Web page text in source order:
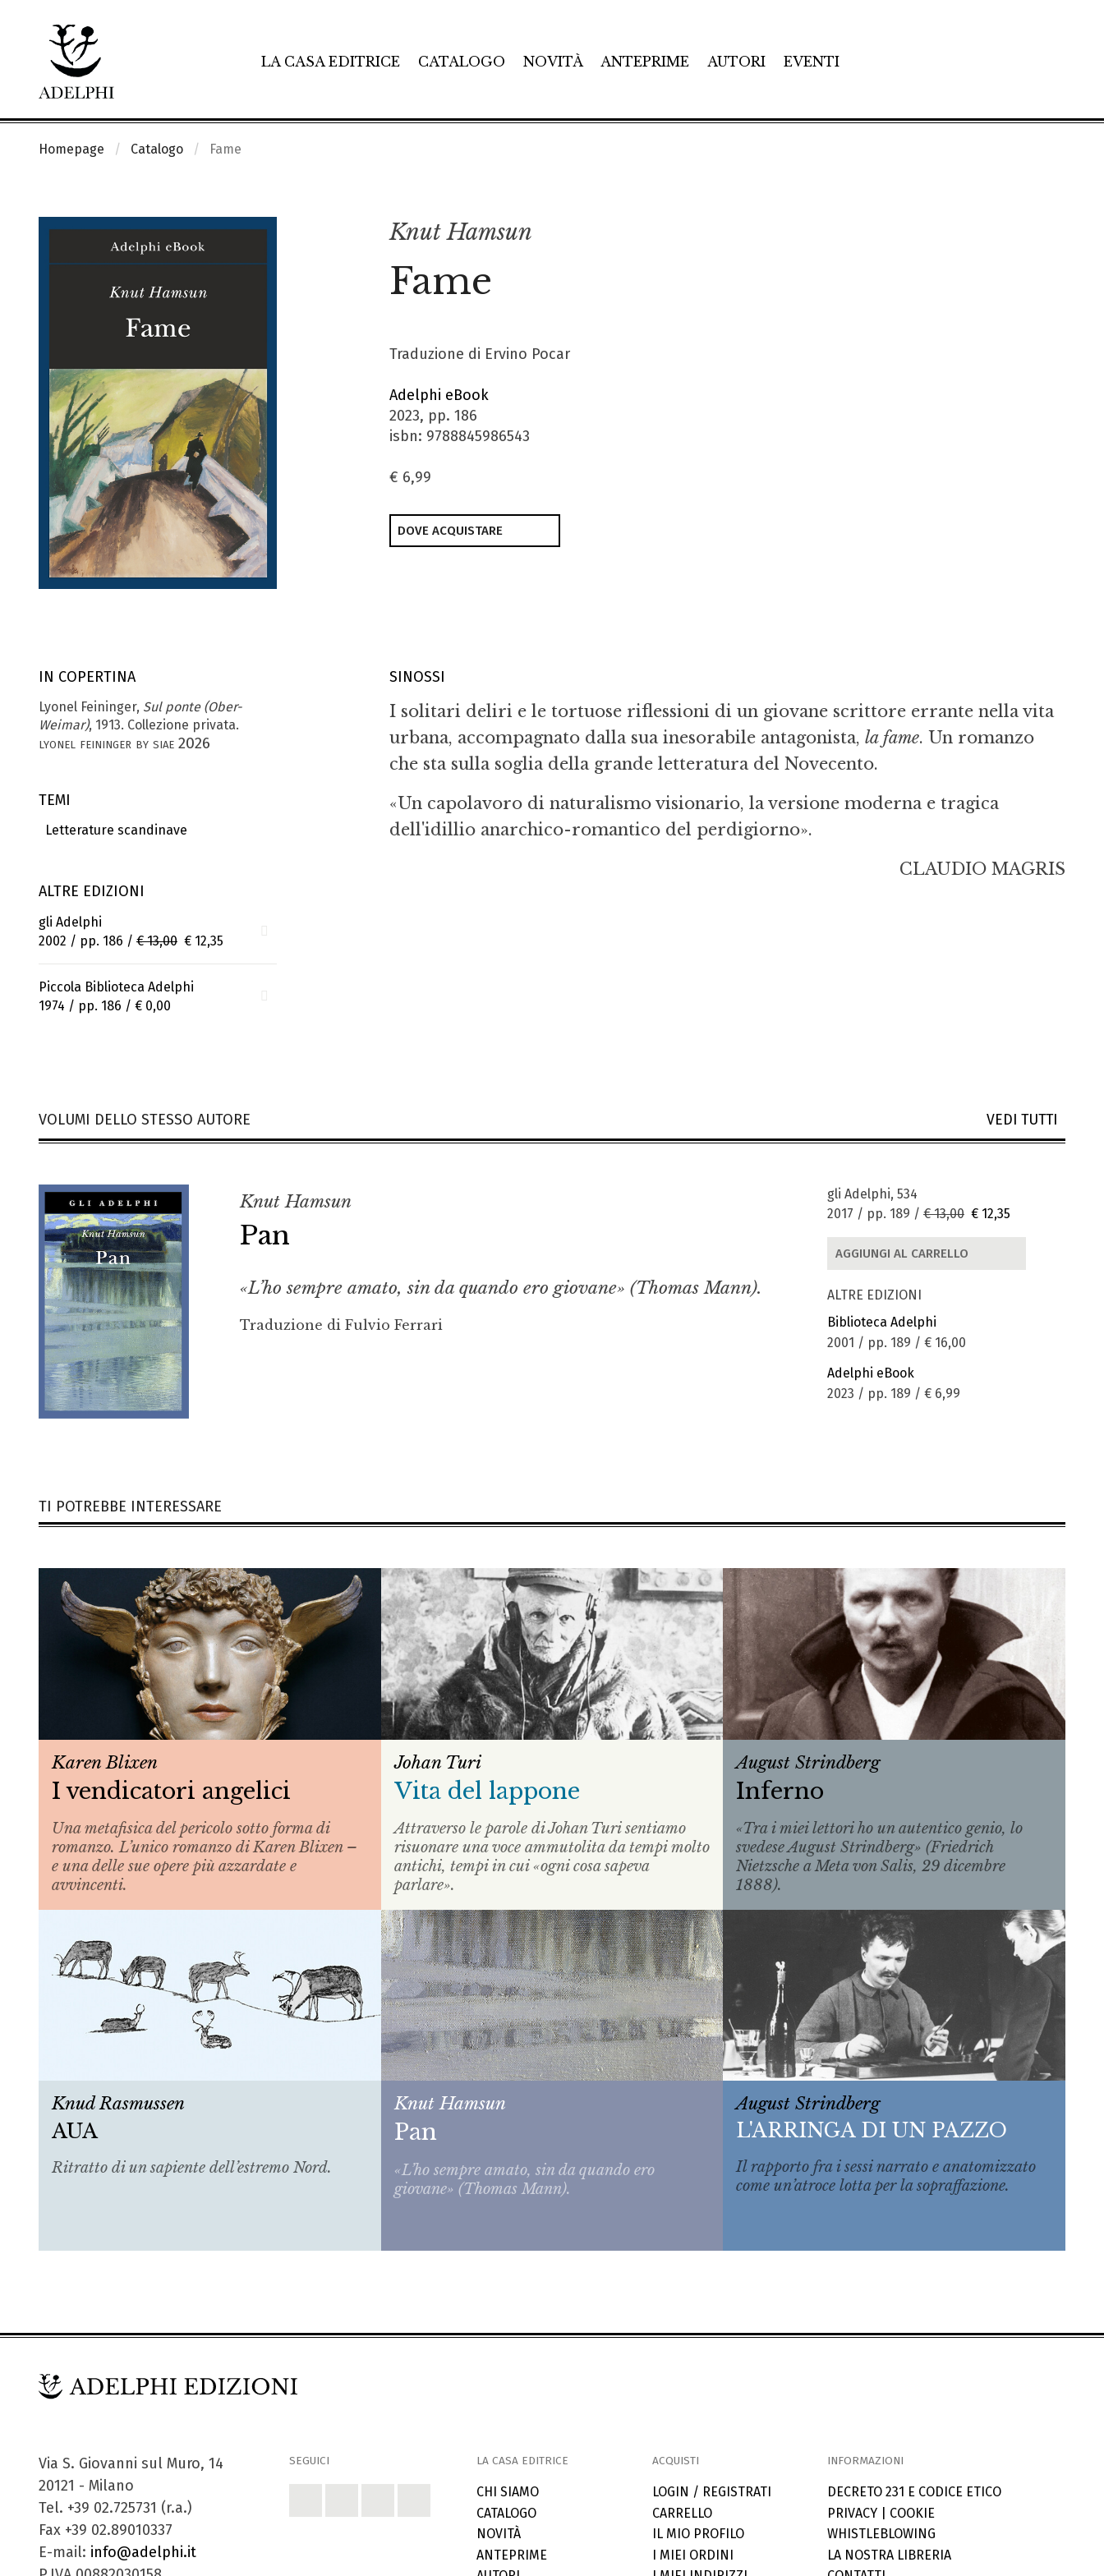
LA CASA EDITRICE CATALOGO NOVITÀ ANTEPRIME AUTORI EVENTI
Homepage Catalogo Fame
Knut Hamsun
Fame
Traduzione di Ervino Pocar
Adelphi eBook
2023, pp. 186
isbn: 9788845986543
€ 6,99
DOVE ACQUISTARE
IN COPERTINA
Lyonel Feininger, Sul ponte (Ober-
Weimar), 1913. Collezione privata.
lyonel feininger by siae 2026
TEMI
Letterature scandinave
ALTRE EDIZIONI
gli Adelphi
2002 / pp. 186 / € 13,00 € 12,35
Piccola Biblioteca Adelphi
1974 / pp. 186 / € 0,00
SINOSSI
I solitari deliri e le tortuose riflessioni di un giovane scrittore errante nella vita
urbana, accompagnato dalla sua inesorabile antagonista, la fame. Un romanzo
che sta sulla soglia della grande letteratura del Novecento.
«Un capolavoro di naturalismo visionario, la versione moderna e tragica
dell'idillio anarchico-romantico del perdigiorno».
CLAUDIO MAGRIS
VOLUMI DELLO STESSO AUTORE VEDI TUTTI
Knut Hamsun
Pan
«L’ho sempre amato, sin da quando ero giovane» (Thomas Mann).
Traduzione di Fulvio Ferrari
gli Adelphi, 534
2017 / pp. 189 / € 13,00 € 12,35
AGGIUNGI AL CARRELLO
ALTRE EDIZIONI
Biblioteca Adelphi
2001 / pp. 189 / € 16,00
Adelphi eBook
2023 / pp. 189 / € 6,99
TI POTREBBE INTERESSARE
Karen Blixen
I vendicatori angelici
Una metafisica del pericolo sotto forma di
romanzo. L’unico romanzo di Karen Blixen –
e una delle sue opere più azzardate e
avvincenti.
Johan Turi
Vita del lappone
Attraverso le parole di Johan Turi sentiamo
risuonare una voce ammutolita da tempi molto
antichi, tempi in cui «ogni cosa sapeva
parlare».
August Strindberg
Inferno
«Tra i miei lettori ho un autentico genio, lo
svedese August Strindberg» (Friedrich
Nietzsche a Meta von Salis, 29 dicembre
1888).
Knud Rasmussen
AUA
Ritratto di un sapiente dell’estremo Nord.
Knut Hamsun
Pan
«L’ho sempre amato, sin da quando ero
giovane» (Thomas Mann).
August Strindberg
L'ARRINGA DI UN PAZZO
Il rapporto fra i sessi narrato e anatomizzato
come un’atroce lotta per la sopraffazione.
Via S. Giovanni sul Muro, 14
20121 - Milano
Tel. +39 02.725731 (r.a.)
Fax +39 02.89010337
E-mail: info@adelphi.it
SEGUICI LA CASA EDITRICE
CHI SIAMO
CATALOGO
NOVITÀ
ANTEPRIME
ACQUISTI
LOGIN / REGISTRATI
CARRELLO
IL MIO PROFILO
I MIEI ORDINI
INFORMAZIONI
DECRETO 231 E CODICE ETICO
PRIVACY| COOKIE
WHISTLEBLOWING
LA NOSTRA LIBRERIA